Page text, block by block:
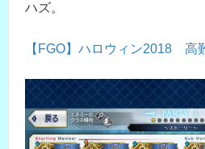
ハズ。
【FGO】ハロウィン2018 高